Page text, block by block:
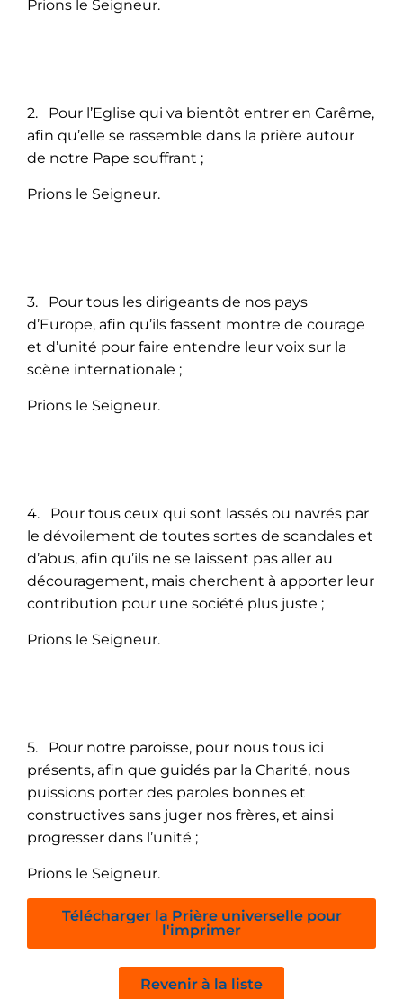
Prions le Seigneur.
2. Pour l’Eglise qui va bientôt entrer en Carême,
afin qu’elle se rassemble dans la prière autour
de notre Pape souffrant ;
Prions le Seigneur.
3. Pour tous les dirigeants de nos pays
d’Europe, afin qu’ils fassent montre de courage
et d’unité pour faire entendre leur voix sur la
scène internationale ;
Prions le Seigneur.
4. Pour tous ceux qui sont lassés ou navrés par
le dévoilement de toutes sortes de scandales et
d’abus, afin qu’ils ne se laissent pas aller au
découragement, mais cherchent à apporter leur
contribution pour une société plus juste ;
Prions le Seigneur.
5. Pour notre paroisse, pour nous tous ici
présents, afin que guidés par la Charité, nous
puissions porter des paroles bonnes et
constructives sans juger nos frères, et ainsi
progresser dans l’unité ;
Prions le Seigneur.
Télécharger la Prière universelle pour
l'imprimer
Revenir à la liste